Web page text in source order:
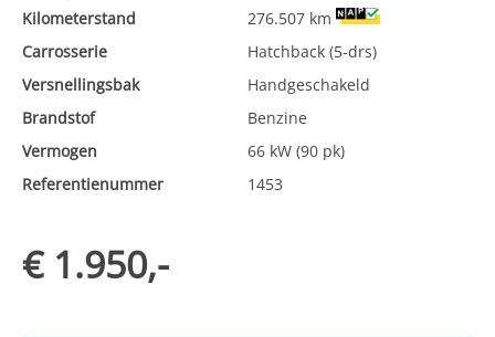
Kilometerstand
276.507 km
Carrosserie
Hatchback (5-drs)
Versnellingsbak
Handgeschakeld
Brandstof
Benzine
Vermogen
66 kW (90 pk)
Referentienummer
1453
€ 1.950,-